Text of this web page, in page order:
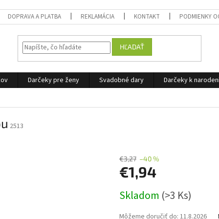
DOPRAVA A PLATBA REKLAMÁCIA KONTAKT PODMIENKY
HĽADAŤ
Darčeky pre ženy Svadobné dary Darčeky k
2513
€3,27 –40 %
€1,94
cena:
Skladom (>3 Ks)
Môžeme doručiť do: 11.8.2026